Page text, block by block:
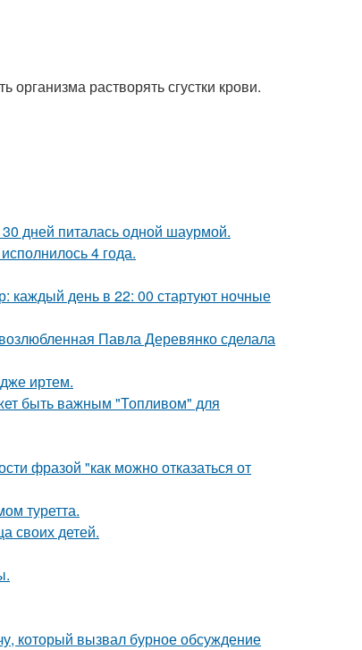
растворять сгустки крови.
дней питалась одной шаурмой.
4 года.
каждый день в 22: 00 стартуют ночные
Павла Деревянко сделала
иртем.
быть важным "Топливом" для
фразой "как можно отказаться от
туретта.
своих детей.
который вызвал бурное обсуждение